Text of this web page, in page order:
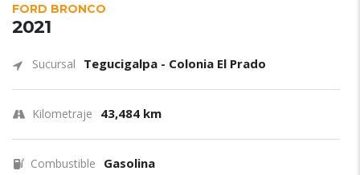
FORD BRONCO
2021
Sucursal Tegucigalpa - Colonia El Prado
Kilometraje 43,484 km
Combustible Gasolina